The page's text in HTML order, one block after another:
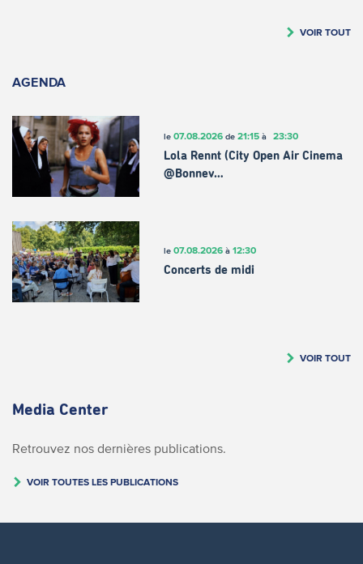
VOIR TOUT
AGENDA
le 07.08.2026de 21:15à 23:30
Lola Rennt (City Open Air Cinema
@Bonnev…
le 07.08.2026à 12:30
Concerts de midi
VOIR TOUT
Media Center
Retrouvez nos dernières publications.
VOIR TOUTES LES PUBLICATIONS